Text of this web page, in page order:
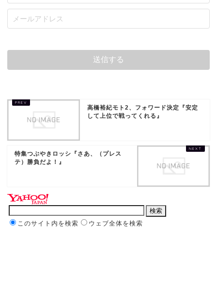
高橋裕紀モト2、フォワード決定『安定
して上位で戦ってくれる』
特集つぶやきロッシ『さあ、（プレス
テ）勝負だよ！』
このサイト内を検索 ウェブ全体を検索